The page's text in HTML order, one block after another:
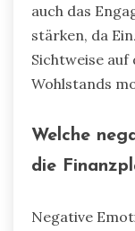
auch das
stärken, da
Sichtweise
Wohlstands
Welche
die
Negative